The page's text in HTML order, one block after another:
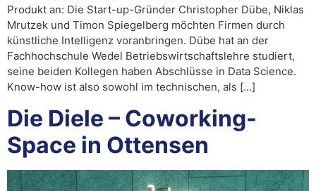
Produkt an: Die Start-up-Gründer Christopher Dübe, Niklas
Mrutzek und Timon Spiegelberg möchten Firmen durch
künstliche Intelligenz voranbringen. Dübe hat an der
Fachhochschule Wedel Betriebswirtschaftslehre studiert,
seine beiden Kollegen haben Abschlüsse in Data Science.
Know-how ist also sowohl im technischen, als […]
Die Diele – Coworking-
Space in Ottensen